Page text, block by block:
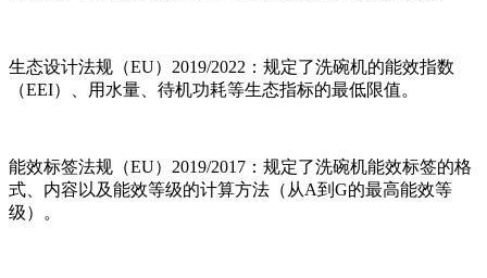
生态设计法规（EU）2019/2022：规定了洗碗机的能效指数
（EEI）、用水量、待机功耗等生态指标的最低限值。
能效标签法规（EU）2019/2017：规定了洗碗机能效标签的格
式、内容以及能效等级的计算方法（从A到G的最高能效等
级）。